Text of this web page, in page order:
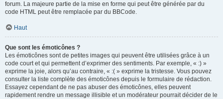
forum. La majeure partie de la mise en forme qui peut être générée par du
code HTML peut être remplacée par du BBCode.
Haut
Que sont les émoticônes ?
Les émoticônes sont de petites images qui peuvent être utilisées grâce à un
code court et qui permettent d’exprimer des sentiments. Par exemple, « :) »
exprime la joie, alors qu’au contraire, « :( » exprime la tristesse. Vous pouvez
consulter la liste complète des émoticônes depuis le formulaire de rédaction.
Essayez cependant de ne pas abuser des émoticônes, elles peuvent
rapidement rendre un message illisible et un modérateur pourrait décider de le